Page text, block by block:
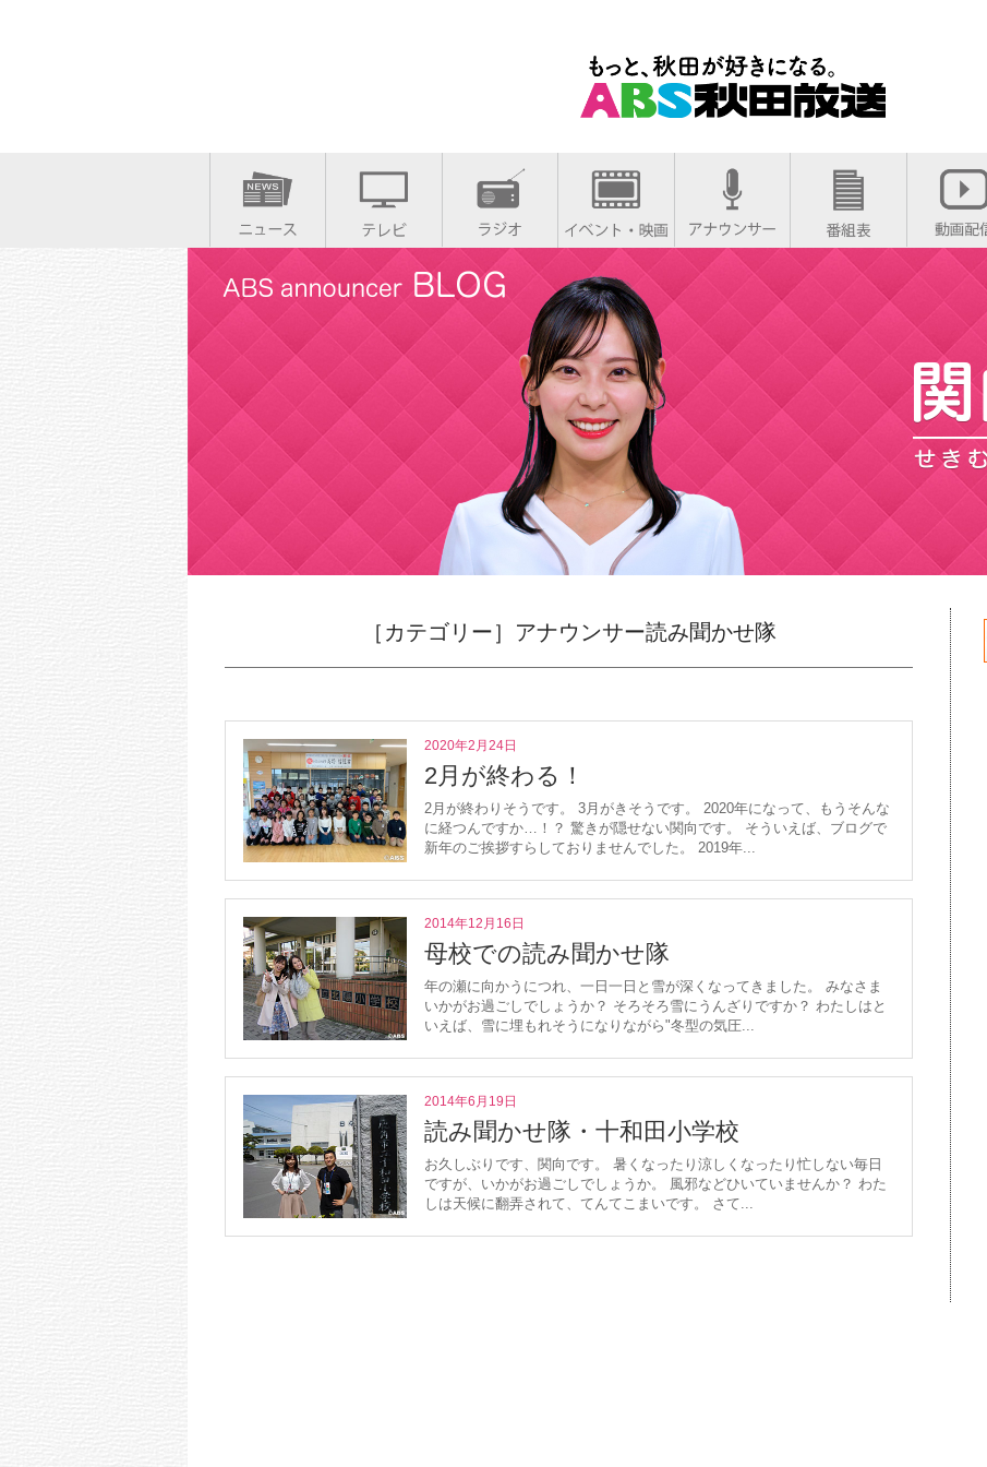
［カテゴリー］アナウンサー読み聞かせ隊
2020年2月24日
2月が終わる！
2月が終わりそうです。 3月がきそうです。 2020年になって、もうそんな
に経つんですか…！？ 驚きが隠せない関向です。 そういえば、ブログで
新年のご挨拶すらしておりませんでした。 2019年...
2014年12月16日
母校での読み聞かせ隊
年の瀬に向かうにつれ、一日一日と雪が深くなってきました。 みなさま
いかがお過ごしでしょうか？ そろそろ雪にうんざりですか？ わたしはと
いえば、雪に埋もれそうになりながら"冬型の気圧...
2014年6月19日
読み聞かせ隊・十和田小学校
お久しぶりです、関向です。 暑くなったり涼しくなったり忙しない毎日
ですが、いかがお過ごしでしょうか。 風邪などひいていませんか？ わた
しは天候に翻弄されて、てんてこまいです。 さて...